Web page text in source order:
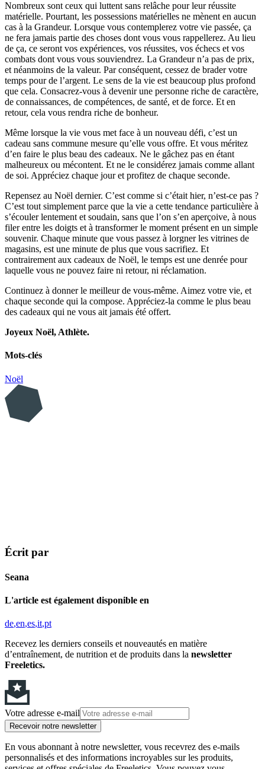
Nombreux sont ceux qui luttent sans relâche pour leur réussite
matérielle. Pourtant, les possessions matérielles ne mènent en aucun
cas à la Grandeur. Lorsque vous contemplerez votre vie passée, ça
ne fera jamais partie des choses dont vous vous rappellerez. Au lieu
de ça, ce seront vos expériences, vos réussites, vos échecs et vos
combats dont vous vous souviendrez. La Grandeur n’a pas de prix,
et néanmoins de la valeur. Par conséquent, cessez de brader votre
temps pour de l’argent. Le sens de la vie est beaucoup plus profond
que cela. Consacrez-vous à devenir une personne riche de caractère,
de connaissances, de compétences, de santé, et de force. Et en
retour, cela vous rendra riche de bonheur.
Même lorsque la vie vous met face à un nouveau défi, c’est un
cadeau sans commune mesure qu’elle vous offre. Et vous méritez
d’en faire le plus beau des cadeaux. Ne le gâchez pas en étant
malheureux ou mécontent. Et ne le considérez jamais comme allant
de soi. Appréciez chaque jour et profitez de chaque seconde.
Repensez au Noël dernier. C’est comme si c’était hier, n’est-ce pas ?
C’est tout simplement parce que la vie a cette tendance particulière à
s’écouler lentement et soudain, sans que l’on s’en aperçoive, à nous
filer entre les doigts et à transformer le moment présent en un simple
souvenir. Chaque minute que vous passez à lorgner les vitrines de
magasins, est une minute de plus que vous sacrifiez. Et
contrairement aux cadeaux de Noël, le temps est une denrée pour
laquelle vous ne pouvez faire ni retour, ni réclamation.
Continuez à donner le meilleur de vous-même. Aimez votre vie, et
chaque seconde qui la compose. Appréciez-la comme le plus beau
des cadeaux qui ne vous ait jamais été offert.
Joyeux Noël, Athlète.
Mots-clés
Noël
Écrit par
Seana
L'article est également disponible en
de en es it pt
Recevez les derniers conseils et nouveautés en matière
d’entraînement, de nutrition et de produits dans la newsletter
Freeletics.
Votre adresse e-mail
Recevoir notre newsletter
En vous abonnant à notre newsletter, vous recevrez des e-mails
personnalisés et des informations incroyables sur les produits,